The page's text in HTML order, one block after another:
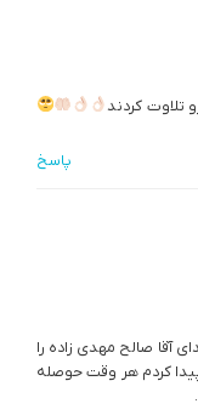
تلاوت کردند
پاسخ
آقا صالح مهدی زاده را
کردم هر وقت حوصله